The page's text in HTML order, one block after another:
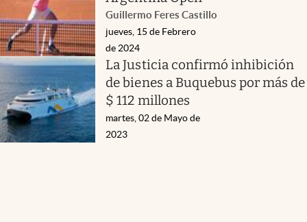
Guillermo Feres Castillo
jueves, 15 de Febrero
de 2024
La Justicia confirmó inhibición
de bienes a Buquebus por más de
$ 112 millones
martes, 02 de Mayo de
2023